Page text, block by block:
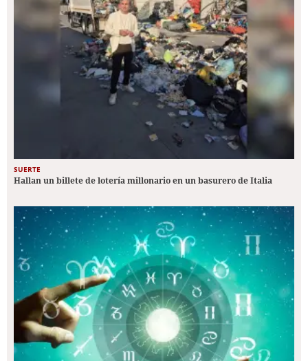
SUERTE
Hallan un billete de lotería millonario en un basurero de Italia